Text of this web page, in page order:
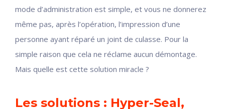
mode d’administration est simple, et vous ne donnerez
même pas, après l’opération, l’impression d’une
personne ayant réparé un joint de culasse. Pour la
simple raison que cela ne réclame aucun démontage.
Mais quelle est cette solution miracle ?
Les solutions : Hyper-Seal,